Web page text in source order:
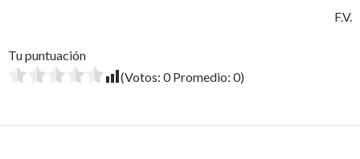
F.V.
Tu puntuación
(Votos: 0Promedio: 0)